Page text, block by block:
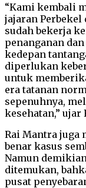
“Kami kembali
jajaran Perbekel
sudah bekerja
penanganan
kedepan
diperlukan
untuk
era tatanan
sepenuhnya,
kesehatan,” ujar
Rai Mantra juga
benar kasus
Namun
ditemukan,
pusat